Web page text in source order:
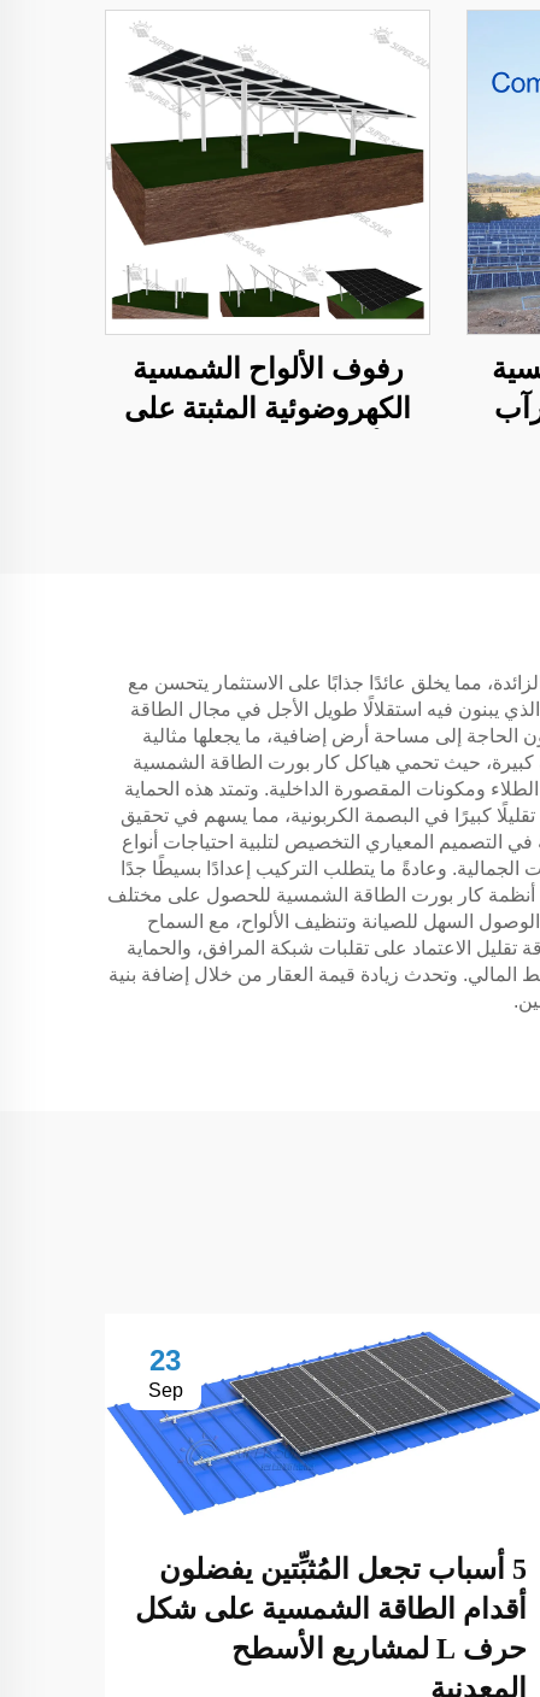
رفوف الألواح الشمسية
الكهروضوئية المثبتة على
مما يخلق عائدًا جذابًا على الاستثمار يتحسن مع
يبنون فيه استقلالًا طويل الأجل في مجال الطاقة
إلى مساحة أرض إضافية، ما يجعلها مثالية
كبيرة، حيث تحمي هياكل كار بورت الطاقة الشمسية
ومكونات المقصورة الداخلية. وتمتد هذه الحماية
كبيرًا في البصمة الكربونية، مما يسهم في تحقيق
التصميم المعياري التخصيص لتلبية احتياجات أنواع
وعادةً ما يتطلب التركيب إعدادًا بسيطًا جدًا
أنظمة كار بورت الطاقة الشمسية للحصول على مختلف
السهل للصيانة وتنظيف الألواح، مع السماح
الاعتماد على تقلبات شبكة المرافق، والحماية
المالي. وتحدث زيادة قيمة العقار من خلال إضافة بنية
23
Sep
5 أسباب تجعل المُثبِّتين يفضلون
أقدام الطاقة الشمسية على شكل
حرف L لمشاريع الأسطح
المعدنية